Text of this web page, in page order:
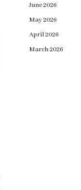
June 2026
May 2026
April 2026
March 2026